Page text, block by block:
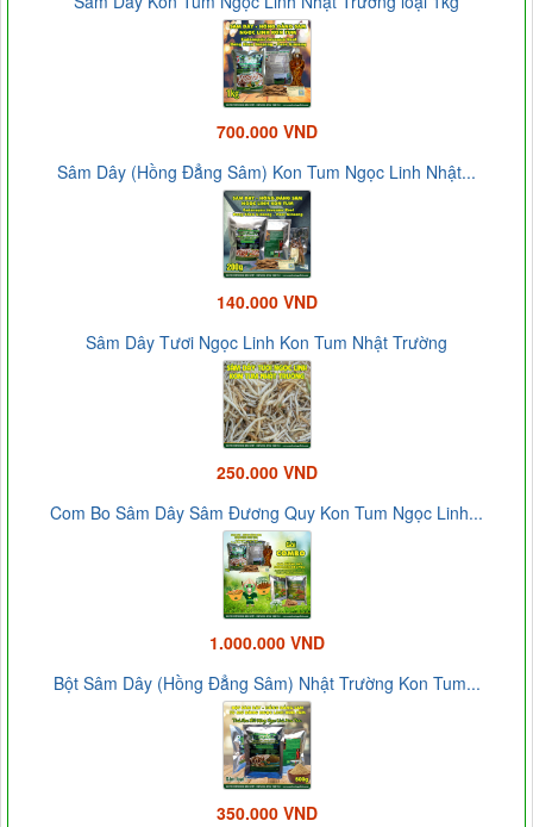
700.000 VND
Sâm Dây (Hồng Đẳng Sâm) Kon Tum Ngọc Linh Nhật...
140.000 VND
Sâm Dây Tươi Ngọc Linh Kon Tum Nhật Trường
250.000 VND
Com Bo Sâm Dây Sâm Đương Quy Kon Tum Ngọc Linh...
1.000.000 VND
Bột Sâm Dây (Hồng Đẳng Sâm) Nhật Trường Kon Tum...
350.000 VND